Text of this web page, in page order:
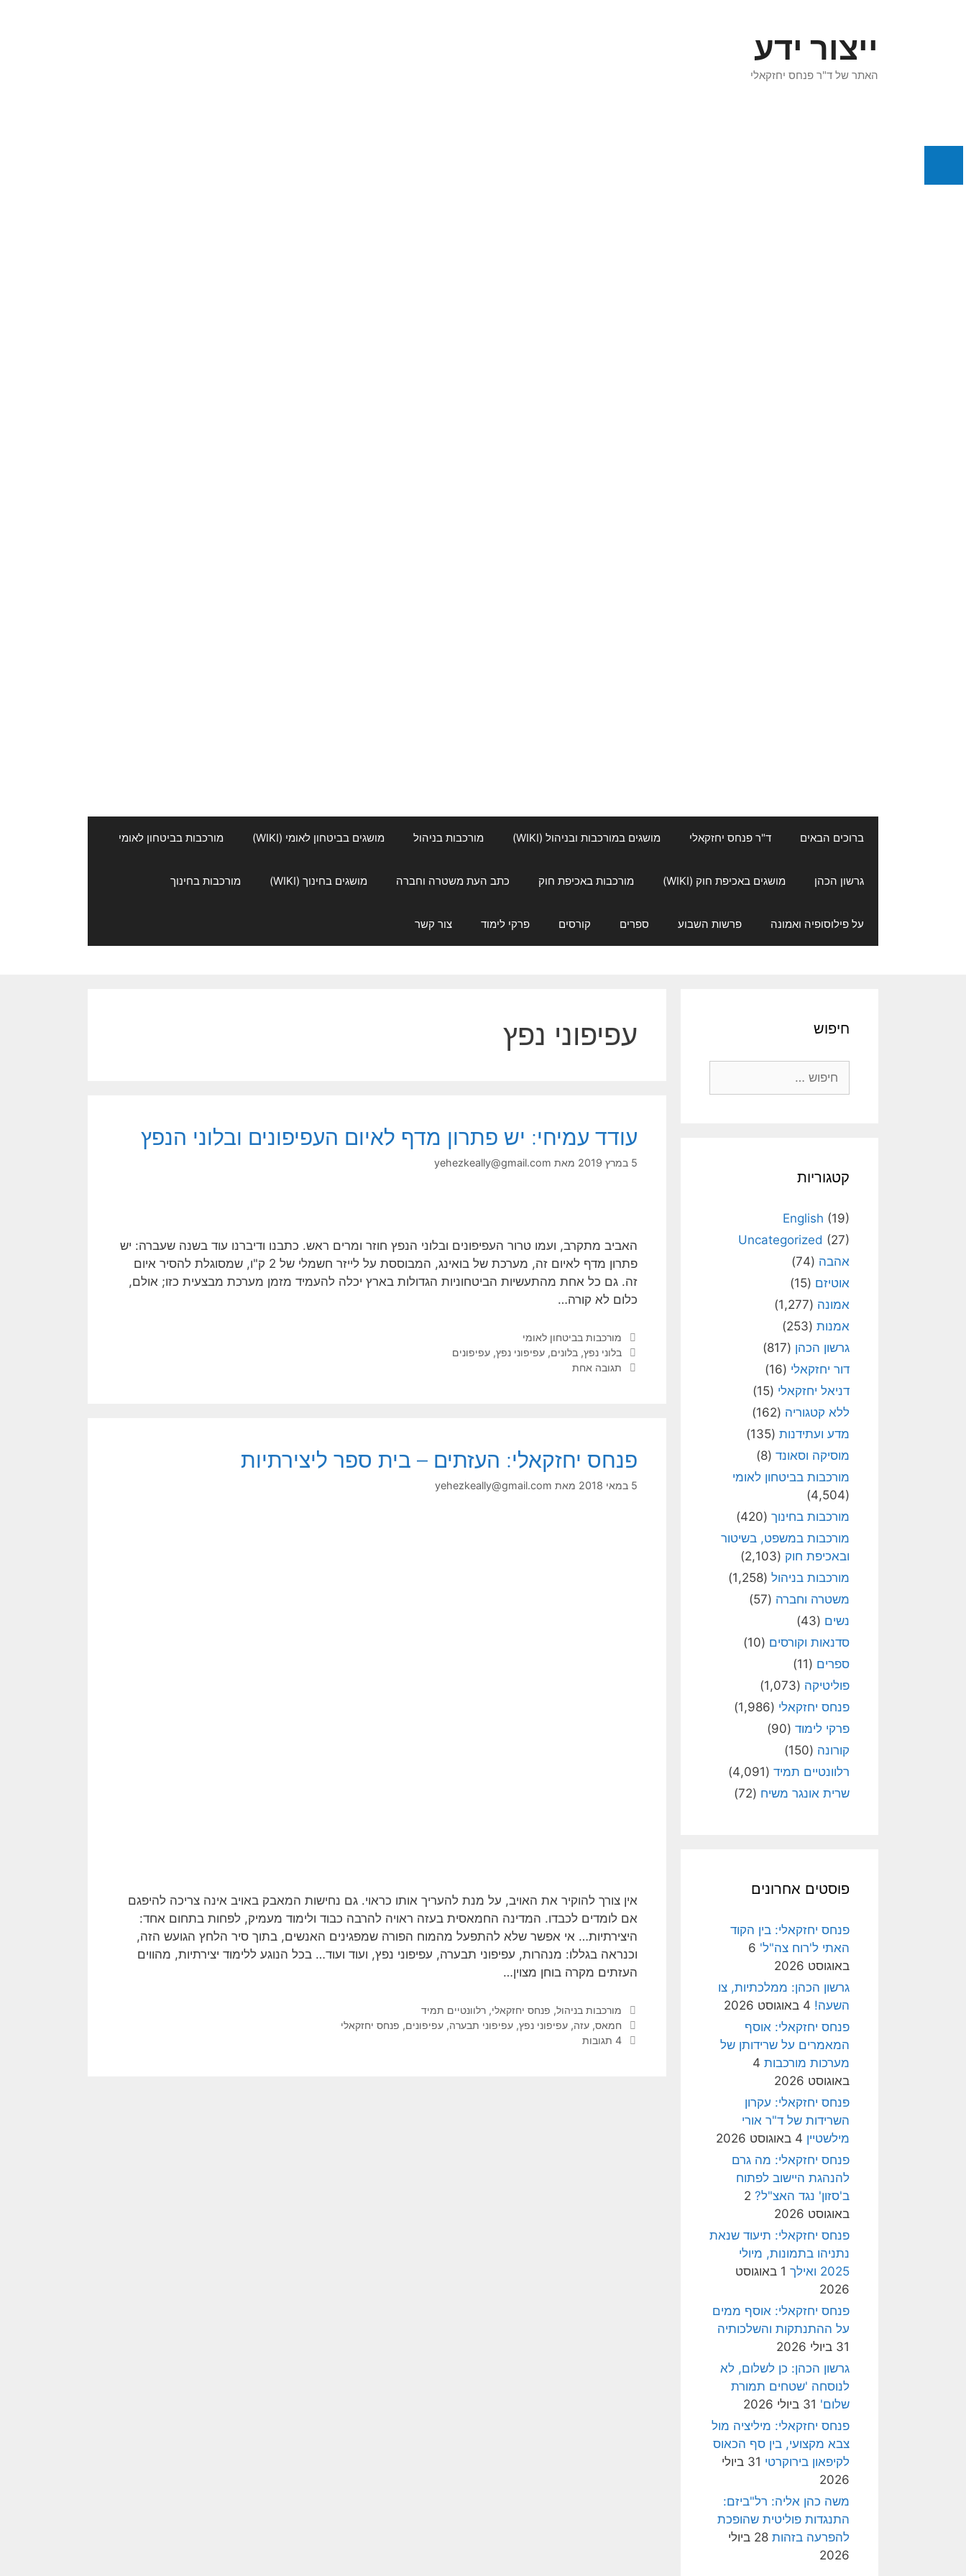
ייצור ידע
האתר של ד"ר פנחס יחזקאלי
ברוכים הבאים ד"ר פנחס יחזקאלי מושגים במורכבות ובניהול (WIKI) מורכבות בניהול מושגים בביטחון לאומי (WIKI) מורכבות בביטחון לאומי
גרשון הכהן מושגים באכיפת חוק (WIKI) מורכבות באכיפת חוק כתב העת משטרה וחברה מושגים בחינוך (WIKI) מורכבות בחינוך
על פילוסופיה ואמונה פרשות השבוע ספרים קורסים פרקי לימוד צור קשר
עפיפוני נפץ
עודד עמיחי: יש פתרון מדף לאיום העפיפונים ובלוני הנפץ
5 במרץ 2019 מאת yehezkeally@gmail.com
האביב מתקרב, ועמו טרור העפיפונים ובלוני הנפץ חוזר ומרים ראש. כתבנו ודיברנו עוד בשנה שעברה: יש
פתרון מדף לאיום זה, מערכת של בואינג, המבוססת על לייזר חשמלי של 2 ק"ו, שמסוגלת להסיר איום
זה. גם כל אחת מהתעשיות הביטחוניות הגדולות בארץ יכלה להעמיד מזמן מערכת מבצעית כזו; אולם,
כלום לא קורה…
קטגוריות
מורכבות בביטחון לאומי
תגיות
בלוני נפץ, בלונים, עפיפוני נפץ, עפיפונים
תגובה אחת
פנחס יחזקאלי: העזתים – בית ספר ליצירתיות
5 במאי 2018 מאת yehezkeally@gmail.com
אין צורך להוקיר את האויב, על מנת להעריך אותו כראוי. גם נחישות המאבק באויב אינה צריכה להיפגם
אם לומדים לכבדו. המדינה החמאסית בעזה ראויה להרבה כבוד ולימוד מעמיק, לפחות בתחום אחד:
היצירתיות… אי אפשר שלא להתפעל מהמוח הפורה שמפגינים האנשים, בתוך סיר הלחץ הגועש הזה,
וכנראה בגללו: מנהרות, עפיפוני תבערה, עפיפוני נפץ, ועוד ועוד… בכל הנוגע ללימוד יצירתיות, מהווים
העזתים מקרה בוחן מצוין…
קטגוריות
מורכבות בניהול, פנחס יחזקאלי, רלוונטיים תמיד
תגיות
חמאס, עזה, עפיפוני נפץ, עפיפוני תבערה, עפיפונים, פנחס יחזקאלי
4 תגובות
חיפוש
קטגוריות
English (19)
Uncategorized (27)
אהבה (74)
אוטיזם (15)
אמונה (1,277)
אמנות (253)
גרשון הכהן (817)
דור יחזקאלי (16)
דניאל יחזקאלי (15)
ללא קטגוריה (162)
מדע ועתידנות (135)
מוסיקה וסאונד (8)
מורכבות בביטחון לאומי
(4,504)
מורכבות בחינוך (420)
מורכבות במשפט, בשיטור
ובאכיפת חוק (2,103)
מורכבות בניהול (1,258)
משטרה וחברה (57)
נשים (43)
סדנאות וקורסים (10)
ספרים (11)
פוליטיקה (1,073)
פנחס יחזקאלי (1,986)
פרקי לימוד (90)
קורונה (150)
רלוונטיים תמיד (4,091)
שרית אונגר משיח (72)
פוסטים אחרונים
פנחס יחזקאלי: בין הקוד
האתי ל'רוח צה"ל' 6
באוגוסט 2026
גרשון הכהן: ממלכתיות, צו
השעה! 4 באוגוסט 2026
פנחס יחזקאלי: אוסף
המאמרים על שרידותן של
מערכות מורכבות 4
באוגוסט 2026
פנחס יחזקאלי: עקרון
השרידות של ד"ר אורי
מילשטיין 4 באוגוסט 2026
פנחס יחזקאלי: מה גרם
להנהגת היישוב לפתוח
ב'סזון' נגד האצ"ל? 2
באוגוסט 2026
פנחס יחזקאלי: תיעוד שנאת
נתניהו בתמונות, מיולי
2025 ואילך
1 באוגוסט
2026
פנחס יחזקאלי: אוסף ממים
על ההתנתקות והשלכותיה
31 ביולי 2026
גרשון הכהן: כן לשלום, לא
לנוסחה 'שטחים תמורת
שלום' 31 ביולי 2026
פנחס יחזקאלי: מיליציה מול
צבא מקצועי, בין סף הכאוס
לקיפאון בירוקרטי
31 ביולי
2026
משה כהן אליה: רל"ביזם:
התנגדות פוליטית שהופכת
להפרעה בזהות
28 ביולי
2026